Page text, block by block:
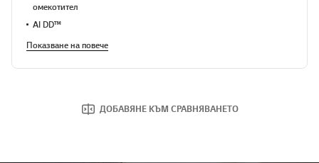
омекотител
AI DD™
Показване на повече
ДОБАВЯНЕ КЪМ СРАВНЯВАНЕТО